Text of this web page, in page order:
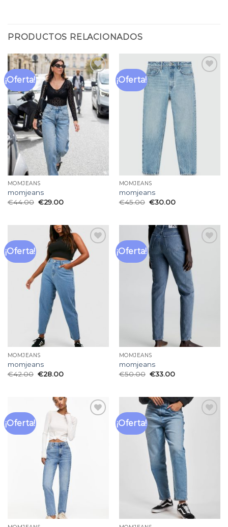
PRODUCTOS RELACIONADOS
¡Oferta!
Añadir
a la
lista
de
deseos
MOMJEANS
momjeans
€44.00 €29.00
¡Oferta!
deseos
MOMJEANS
momjeans
€45.00 €30.00
¡Oferta!
Añadir
a la
MOMJEANS
momjeans
€42.00 €28.00
¡Oferta!
MOMJEANS
momjeans
€50.00 €33.00
¡Oferta! ¡Oferta!